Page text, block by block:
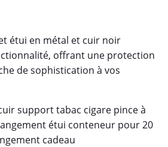
étui en métal et cuir noir
offrant une protection
de sophistication à vos
support tabac cigare pince à
étui conteneur pour 20
cadeau